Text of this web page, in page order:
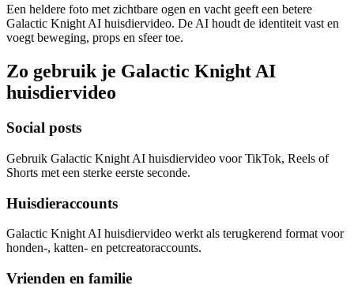
Een heldere foto met zichtbare ogen en vacht geeft een betere
Galactic Knight AI huisdiervideo. De AI houdt de identiteit vast en
voegt beweging, props en sfeer toe.
Zo gebruik je Galactic Knight AI
huisdiervideo
Social posts
Gebruik Galactic Knight AI huisdiervideo voor TikTok, Reels of
Shorts met een sterke eerste seconde.
Huisdieraccounts
Galactic Knight AI huisdiervideo werkt als terugkerend format voor
honden-, katten- en petcreatoraccounts.
Vrienden en familie